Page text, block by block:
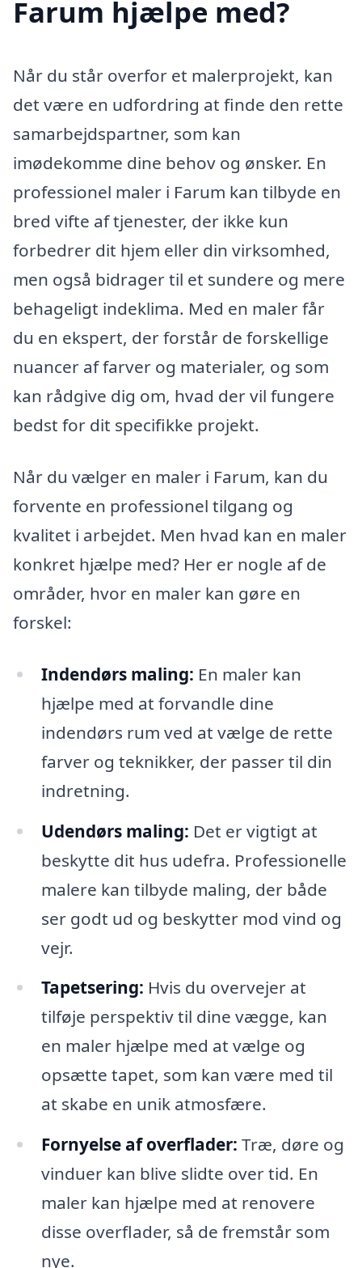
Farum hjælpe med?
Når du står overfor et malerprojekt, kan
det være en udfordring at finde den rette
samarbejdspartner, som kan
imødekomme dine behov og ønsker. En
professionel maler i Farum kan tilbyde en
bred vifte af tjenester, der ikke kun
forbedrer dit hjem eller din virksomhed,
men også bidrager til et sundere og mere
behageligt indeklima. Med en maler får
du en ekspert, der forstår de forskellige
nuancer af farver og materialer, og som
kan rådgive dig om, hvad der vil fungere
bedst for dit specifikke projekt.
Når du vælger en maler i Farum, kan du
forvente en professionel tilgang og
kvalitet i arbejdet. Men hvad kan en maler
konkret hjælpe med? Her er nogle af de
områder, hvor en maler kan gøre en
forskel:
Indendørs maling: En maler kan
hjælpe med at forvandle dine
indendørs rum ved at vælge de rette
farver og teknikker, der passer til din
indretning.
Udendørs maling: Det er vigtigt at
beskytte dit hus udefra. Professionelle
malere kan tilbyde maling, der både
ser godt ud og beskytter mod vind og
vejr.
Tapetsering: Hvis du overvejer at
tilføje perspektiv til dine vægge, kan
en maler hjælpe med at vælge og
opsætte tapet, som kan være med til
at skabe en unik atmosfære.
Fornyelse af overflader: Træ, døre og
vinduer kan blive slidte over tid. En
maler kan hjælpe med at renovere
disse overflader, så de fremstår som
nye.